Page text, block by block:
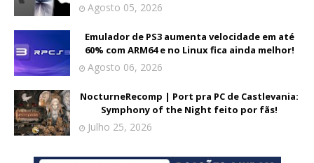
Agosto 05, 2026
Emulador de PS3 aumenta velocidade em até
60% com ARM64 e no Linux fica ainda melhor!
Agosto 06, 2026
NocturneRecomp | Port pra PC de Castlevania:
Symphony of the Night feito por fãs!
Julho 25, 2026